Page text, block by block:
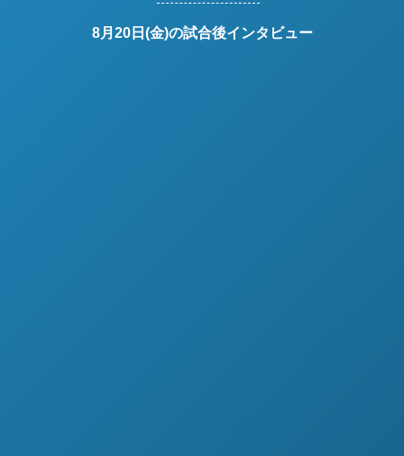
8月20日(金)の試合後インタビュー